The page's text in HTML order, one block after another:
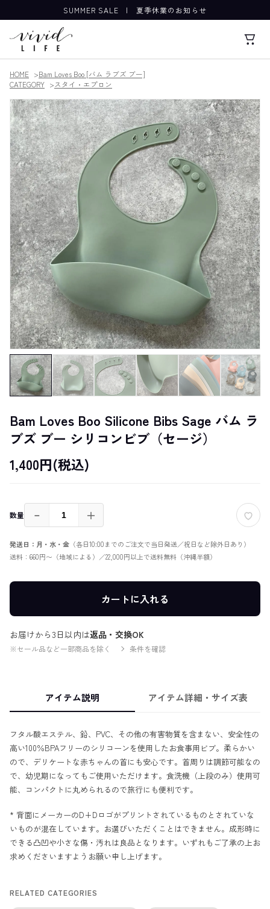
SUMMER SALE |夏季休業のお知らせ
HOME
Bam Loves Boo [バム ラブズ ブー]
CATEGORY
スタイ・エプロン
Bam Loves Boo Silicone Bibs Sage バム ラ
ブズ ブー シリコンビブ（セージ）
1,400円(税込)
数量 － ＋
発送日：月・水・金 （各日10:00までのご注文で当日発送／祝日など除外日あり）
送料：660円〜（地域による）／22,000円以上で送料無料（沖縄半額）
カートに入れる
お届けから3日以内は返品・交換OK
※セール品など一部商品を除く 条件を確認
アイテム説明 アイテム詳細・サイズ表
フタル酸エステル、鉛、PVC、その他の有害物質を含まない、安全性の
高い100％BPAフリーのシリコーンを使用したお食事用ビブ。柔らかい
ので、デリケートな赤ちゃんの首にも安心です。首周りは調節可能なの
で、幼児期になってもご使用いただけます。食洗機（上段のみ）使用可
能、コンパクトに丸められるので旅行にも便利です。
* 背面にメーカーのD+Dロゴがプリントされているものとされていな
いものが混在しています。お選びいただくことはできません。成形時に
できる凸凹や小さな傷・汚れは良品となります。いずれもご了承の上お
求めくださいますようお願い申し上げます。
RELATED CATEGORIES